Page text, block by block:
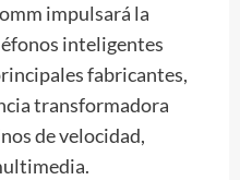
impulsará la
inteligentes
fabricantes,
transformadora
de velocidad,